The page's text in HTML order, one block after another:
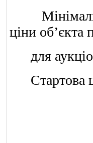
ціни об’єкта
для
Стартова